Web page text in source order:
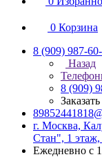
0 Корзина
8 (909) 987-
Назад
8 (909)
г. Москва,
Стан", 1
Ежедневно с